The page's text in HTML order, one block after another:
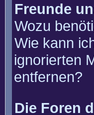
Freunde
Wozu
Wie kann
ignorierten
entfernen?
Die Foren